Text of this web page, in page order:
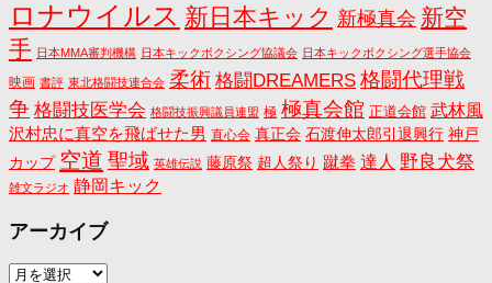
ロナウイルス 新日本キック 新極真会 新空
手 日本MMA審判機構 日本キックボクシング協議会 日本キックボクシング選手協会
映画 書評 東北格闘技連合会 柔術 格闘DREAMERS 格闘代理戦
争 格闘技医学会 格闘技振興議員連盟 極 極真会館 正道会館 武林風
沢村忠に真空を飛ばせた男 直心会 真正会 石渡伸太郎引退興行 神戸
カップ 空道 聖域 英雄伝説 藤原祭 超人祭り 蹴拳 達人 野良犬祭
雑文ラジオ 静岡キック
アーカイブ
ア